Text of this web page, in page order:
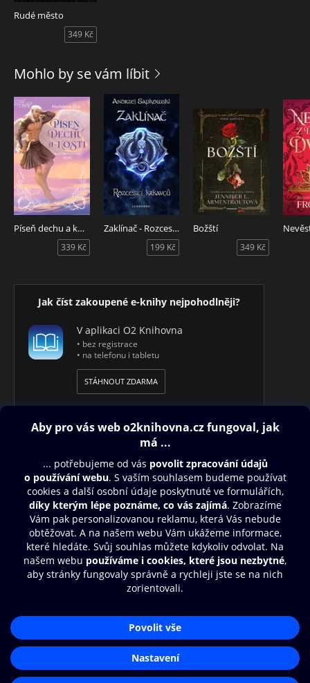
Rudé město
349 Kč
Mohlo by se vám líbit
Píseň dechu a kostí
339 Kč
Zaklínač - Rozcestí krkavců
199 Kč
Božští
349 Kč
Jak číst zakoupené e-knihy nejpohodlněji?
V aplikaci O2 Knihovna
• bez registrace
• na telefonu i tabletu
STÁHNOUT ZDARMA
Obsah ke stažení
Moje O2 Knihovna
Další zábava
© O2 Czech Republic a.s.
Zásady zpracování osobních údajůAplikace O2 Knihovna
Čti a poslouchej své e-knihy a
audioknihy rychleji a pohodlněji.